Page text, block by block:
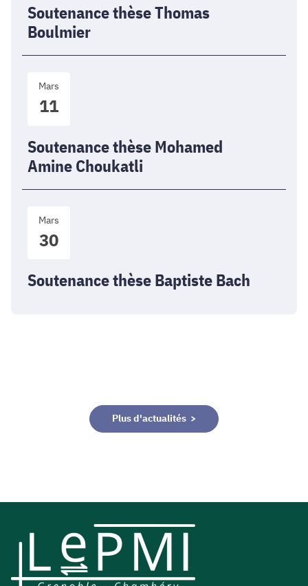
Soutenance thèse Thomas
Boulmier
thèse
Mohamed
Choukatli
Mars
11
Soutenance thèse Mohamed
Amine Choukatli
thèse
Baptiste
Mars
30
Soutenance thèse Baptiste Bach
Plus d'actualités >